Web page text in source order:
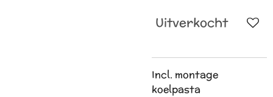
Uitverkocht
Incl. montage
koelpasta